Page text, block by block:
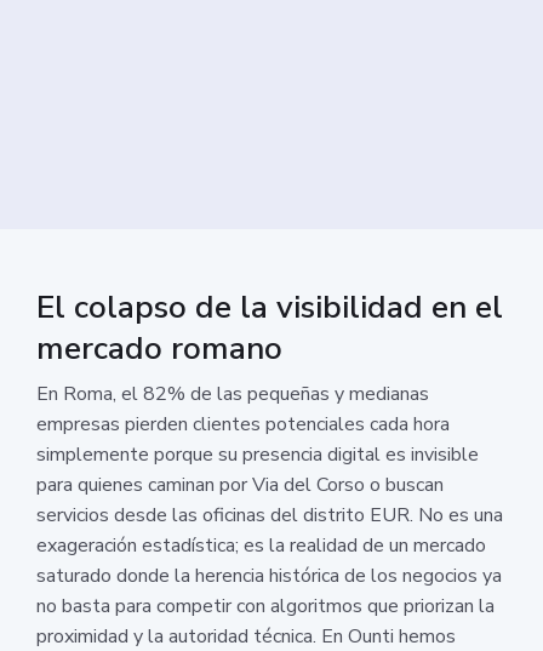
El colapso de la visibilidad en el
mercado romano
En Roma, el 82% de las pequeñas y medianas
empresas pierden clientes potenciales cada hora
simplemente porque su presencia digital es invisible
para quienes caminan por Via del Corso o buscan
servicios desde las oficinas del distrito EUR. No es una
exageración estadística; es la realidad de un mercado
saturado donde la herencia histórica de los negocios ya
no basta para competir con algoritmos que priorizan la
proximidad y la autoridad técnica. En Ounti hemos